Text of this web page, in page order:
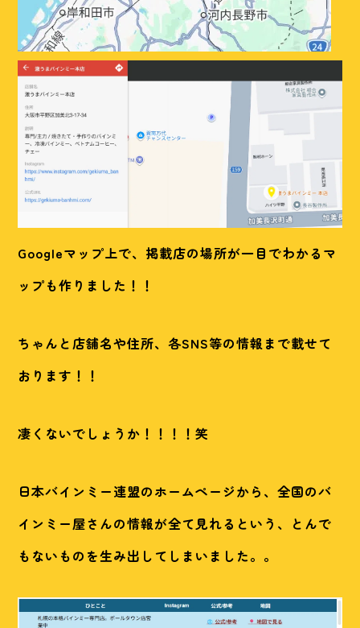
Googleマップ上で、掲載店の場所が一目でわかるマ
ップも作りました！！
ちゃんと店舗名や住所、各SNS等の情報まで載せて
おります！！
凄くないでしょうか！！！！笑
日本バインミー連盟のホームページから、全国のバ
インミー屋さんの情報が全て見れるという、とんで
もないものを生み出してしまいました。。